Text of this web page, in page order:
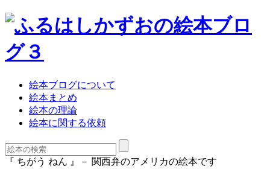
絵本ブログについて
絵本まとめ
絵本の理論
絵本に関する依頼
『 ちがう ねん 』－ 関西弁のアメリカの絵本です